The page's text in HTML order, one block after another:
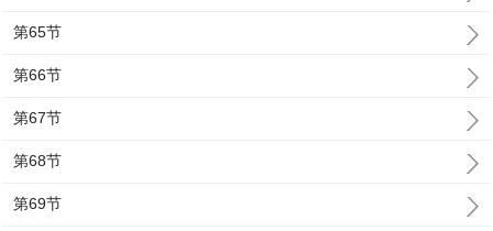
第65节
第66节
第67节
第68节
第69节